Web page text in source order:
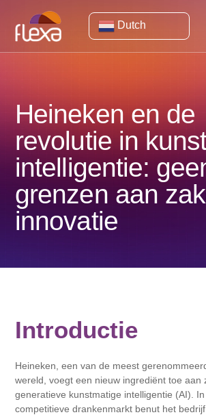
Dutch
Heineken en de
revolutie in
intelligentie:
grenzen aan
innovatie
Introductie
Heineken, een van de meest
wereld, voegt een nieuw ingrediënt toe aan
generatieve kunstmatige intelligentie (AI).
competitieve drankenmarkt benut het